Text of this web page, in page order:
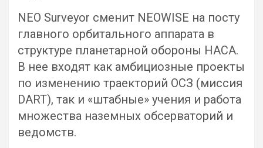
NEO Surveyor сменит NEOWISE на посту
главного орбитального аппарата в
структуре планетарной обороны НАСА.
В нее входят как амбициозные проекты
по изменению траекторий ОСЗ (миссия
DART), так и «штабные» учения и работа
множества наземных обсерваторий и
ведомств.